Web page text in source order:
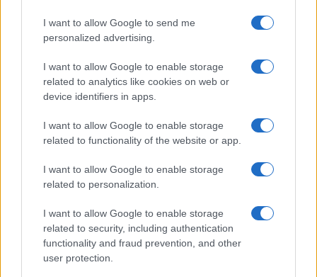
I want to allow Google to send me
personalized advertising.
I want to allow Google to enable storage
related to analytics like cookies on web or
device identifiers in apps.
I want to allow Google to enable storage
related to functionality of the website or app.
I want to allow Google to enable storage
related to personalization.
I want to allow Google to enable storage
related to security, including authentication
functionality and fraud prevention, and other
user protection.
Sangue, musica e solidarietà con Avis Olbia al
Delta Center
Salmo finisce in ospedale a Catania, ma il tour
va avanti: “Sicilia, ci sono”
Jovanotti, Gabry Ponte e Alfa: Olbia ombelico del
mondo per una notte